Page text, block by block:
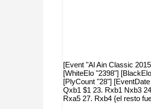
[Event "Al Ain Classic
[WhiteElo "2398"]
[PlyCount "28"]
Qxb1 $1 23. Rxb1 Nxb3
Rxa5 27. Rxb4 {el resto